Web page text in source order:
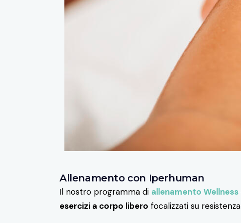
Allenamento con Iperhuman
Il nostro programma di allenamento Wellness
esercizi a corpo libero focalizzati su